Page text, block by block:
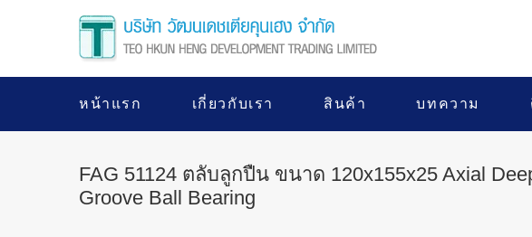
หน้าแรก เกี่ยวกับเรา สินค้า บทความ
FAG 51124 ตลับลูกปืน ขนาด 120x155x25 Axial
Groove Ball Bearing